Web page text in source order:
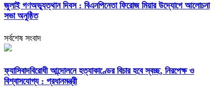
জুলাই গণঅভ্যুত্থান দিবস : বিএনপিনেতা ফিরোজ মিয়ার উদ্যোগে আলোচনা
সভা অনুষ্ঠিত
সর্বশেষ সংবাদ
ফ্যাসিবাদবিরোধী আন্দোলনে হত্যাকাণ্ডের বিচার হবে স্বচ্ছ, নিরপেক্ষ ও
বিশ্বাসযোগ্য : প্রধানমন্ত্রী